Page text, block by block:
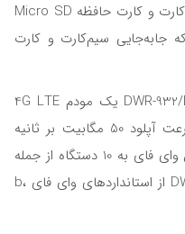
درون محفظه و زیر باتری، اسلات سیم‌کارت و کارت حافظه Micro SD
سیم‌کارت و کارت
مودم روتر وایرلس LTE دی لینک DWR-932/D2 یک مودم 4G LTE
است و دارای سرعت دانلود 150 و سرعت آپلود 50 مگابیت بر ثانیه
است. این مودم روتر می‌تواند از طریق وای فای به 10 دستگاه از جمله
موبایل و لپ‌تاپ متصل شود. DWR-932 از استانداردهای وای فای b،